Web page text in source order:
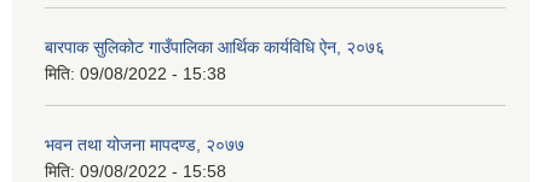
बारपाक सुलिकोट गाउँपालिका आर्थिक कार्यविधि ऐन, २०७६
मिति: 09/08/2022 - 15:38
भवन तथा योजना मापदण्ड, २०७७
मिति: 09/08/2022 - 15:58